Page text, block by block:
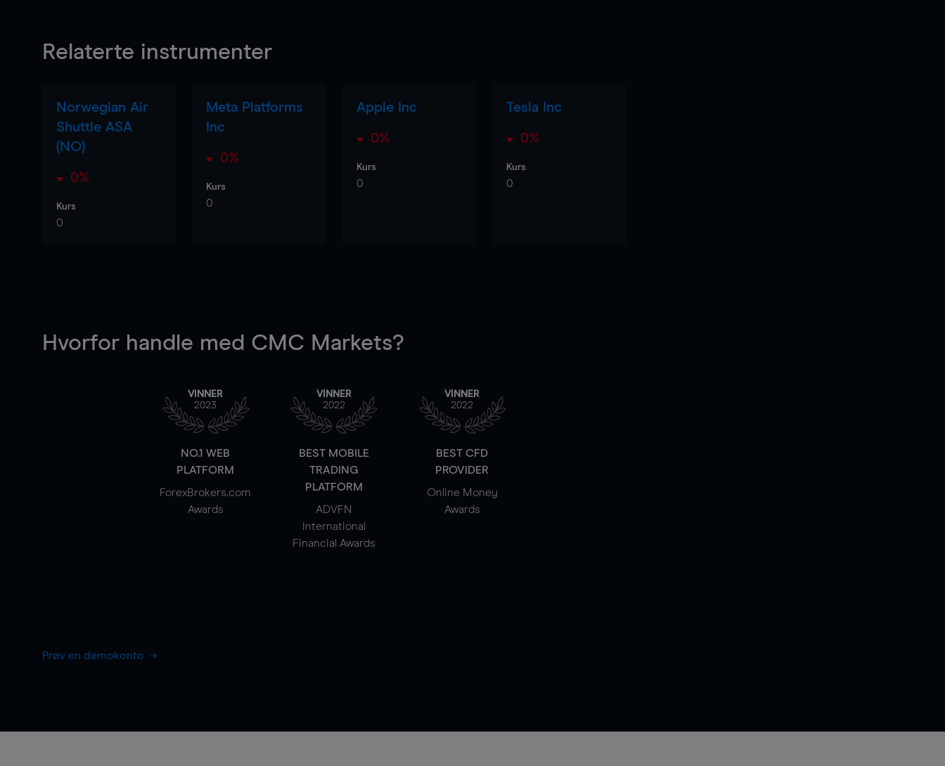
Relaterte instrumenter
Norwegian Air
Shuttle ASA
(NO)
0%
Kurs
0
Meta Platforms
Inc
0%
Kurs
0
Apple Inc
0%
Kurs
0
Tesla Inc
0%
Kurs
0
Hvorfor handle med CMC Markets?
VINNER
2023
NO.1 WEB
PLATFORM
ForexBrokers.com
Awards
VINNER
2022
BEST MOBILE
TRADING
PLATFORM
ADVFN
International
Financial Awards
VINNER
2022
BEST CFD
PROVIDER
Online Money
Awards
Prøv en demokonto